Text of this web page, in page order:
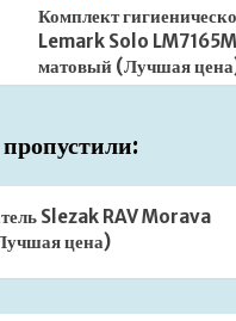
Комплект
Lemark Solo
матовый (Лучшая
Slezak RAV Morava
цена)